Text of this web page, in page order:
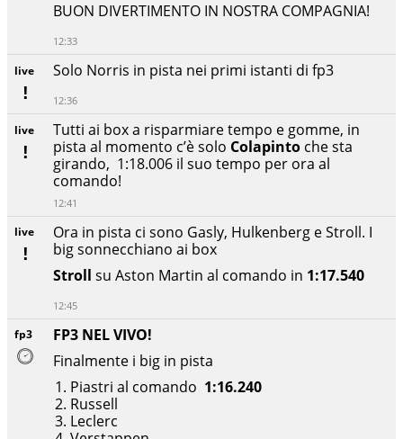
fp3
FP3 NEL VIVO!
Finalmente i big in pista
Piastri al comando 1:16.240
Russell
Leclerc
live
Ora in pista ci sono Gasly, Hulkenberg e Stroll. I
big sonnecchiano ai box
Stroll su Aston Martin al comando in 1:17.540
12:45
live
Tutti ai box a risparmiare tempo e gomme, in
pista al momento c’è solo Colapinto che sta
girando, 1:18.006 il suo tempo per ora al
comando!
12:41
live Solo Norris in pista nei primi istanti di fp3
12:36
BUON DIVERTIMENTO IN NOSTRA COMPAGNIA!
12:33